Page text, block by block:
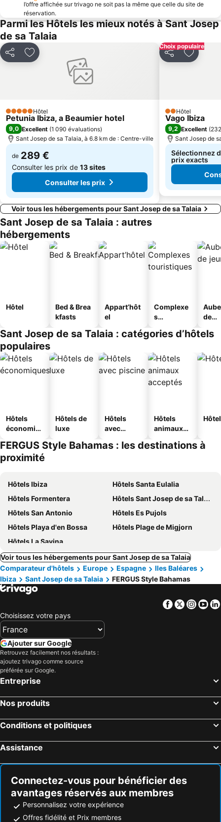
Ses Figueres
Cala Olivera
Port de Sant Miquel
Ca Les Ànimes
Festes de Sant Antoni de Portmany
Pou des Lleó
Port de Portinatx
Sa Bodega
Parc Natural de Ses Salines d'Eivissa i Formentera
l’offre affichée sur trivago ne soit pas la même que celle du site de
réservation.
Parmi les Hôtels les mieux notés à Sant Josep
de sa Talaia
PartagerAjouter à mes favoris
5 ÉtoilesHôtel
Petunia Ibiza, a Beaumier hotel
9,0 Excellent (1 090 évaluations)
Sant Josep de sa Talaia, à 6.8 km de : Centre-ville
de 289 €
Consulter les prix de 13 sites
Consulter les prix
Choix populaire
PartagerAjouter
2 Étoiles
Hôtel
Vago Ibiza
9,2 Excellent (
Sant Josep de
Sélectionnez
prix exacts
Voir tous les hébergements pour Sant Josep de sa Talaia
Sant Josep de sa Talaia : autres
hébergements
Hôtel
Bed & Brea
kfasts
Appart’hôt
el
Complexe
s
s
de
Sant Josep de sa Talaia : catégories d’hôtels
populaires
Hôtels
économiq
Hôtels de
luxe
Hôtels
avec
Hôtels
animaux
FERGUS Style Bahamas : les destinations à
proximité
Hôtels Ibiza
Hôtels Santa Eulalia
Hôtels Formentera
Hôtels Sant Josep de sa Talaia
Hôtels San Antonio
Hôtels Es Pujols
Hôtels Playa d'en Bossa
Hôtels Plage de Migjorn
Hôtels La Savina
Voir tous les hébergements pour Sant Josep de sa Talaia
Comparateur d'hôtels
Europe Espagne
Iles Baléares
Ibiza
Sant Josep de sa Talaia FERGUS Style Bahamas
Facebook
Twitter
Choisissez votre pays
Ajouter sur Google
Retrouvez facilement nos résultats :
ajoutez trivago comme source
préférée sur Google.
Entreprise
Nos produits
Conditions et politiques
Assistance
Connectez-vous pour bénéficier des
avantages réservés aux membres
Personnalisez votre expérience
Offres fidélité et Prix membres